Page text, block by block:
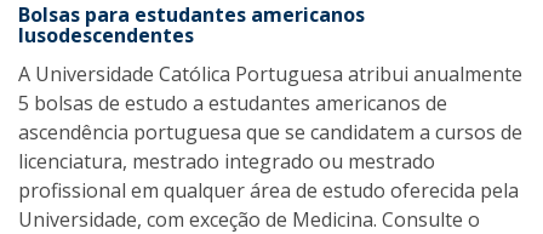
Bolsas para estudantes americanos
lusodescendentes
A Universidade Católica Portuguesa atribui anualmente
5 bolsas de estudo a estudantes americanos de
ascendência portuguesa que se candidatem a cursos de
licenciatura, mestrado integrado ou mestrado
profissional em qualquer área de estudo oferecida pela
Universidade, com exceção de Medicina. Consulte o